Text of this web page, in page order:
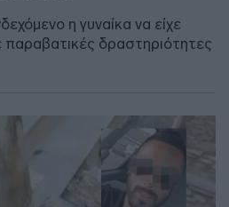
η γυναίκα να είχε
δραστηριότητες